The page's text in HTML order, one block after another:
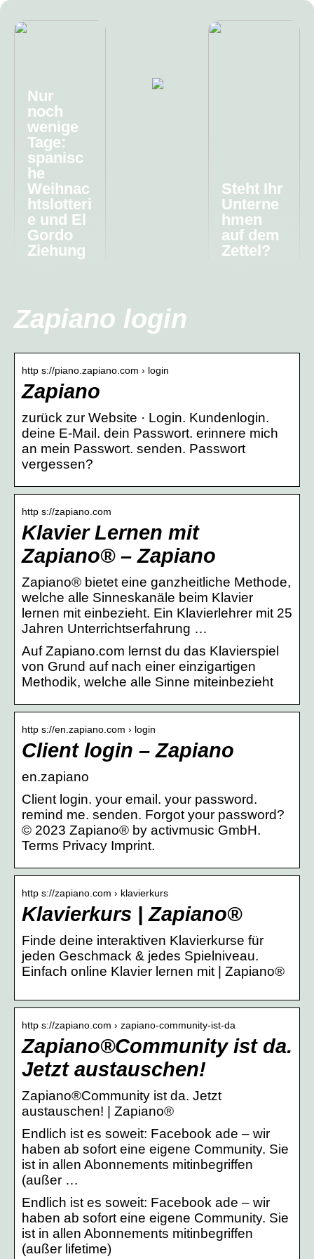
Nur
noch
wenige
Tage:
spanisc
he
Weihnac
htslotteri
e und El
Gordo
Ziehung
Steht Ihr
Unterne
hmen
auf dem
Zettel?
Zapiano login
http s://piano.zapiano.com › login
Zapiano
zurück zur Website · Login. Kundenlogin.
deine E-Mail. dein Passwort. erinnere mich
an mein Passwort. senden. Passwort
vergessen?
http s://zapiano.com
Klavier Lernen mit
Zapiano® – Zapiano
Zapiano® bietet eine ganzheitliche Methode,
welche alle Sinneskanäle beim Klavier
lernen mit einbezieht. Ein Klavierlehrer mit 25
Jahren Unterrichtserfahrung …
Auf Zapiano.com lernst du das Klavierspiel
von Grund auf nach einer einzigartigen
Methodik, welche alle Sinne miteinbezieht
http s://en.zapiano.com › login
Client login – Zapiano
en.zapiano
Client login. your email. your password.
remind me. senden. Forgot your password?
© 2023 Zapiano® by activmusic GmbH.
Terms Privacy Imprint.
http s://zapiano.com › klavierkurs
Klavierkurs | Zapiano®
Finde deine interaktiven Klavierkurse für
jeden Geschmack & jedes Spielniveau.
Einfach online Klavier lernen mit | Zapiano®
http s://zapiano.com › zapiano-community-ist-da
Zapiano®Community ist da.
Jetzt austauschen!
Zapiano®Community ist da. Jetzt
austauschen! | Zapiano®
Endlich ist es soweit: Facebook ade – wir
haben ab sofort eine eigene Community. Sie
ist in allen Abonnements mitinbegriffen
(außer …
Endlich ist es soweit: Facebook ade – wir
haben ab sofort eine eigene Community. Sie
ist in allen Abonnements mitinbegriffen
(außer lifetime)